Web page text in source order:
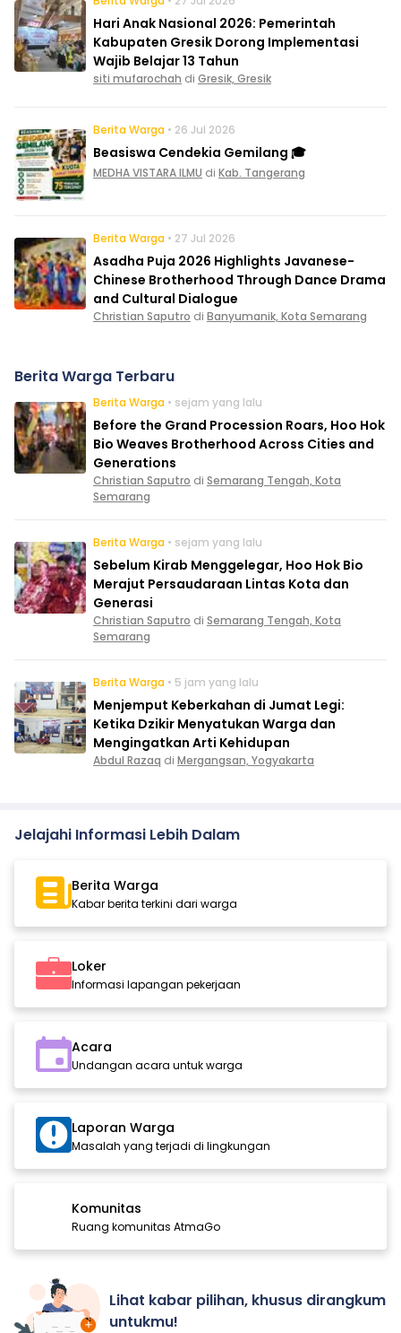
Hari Anak Nasional 2026: Pemerintah
Kabupaten Gresik Dorong Implementasi
Wajib Belajar 13 Tahun
siti mufarochah di Gresik, Gresik
Berita Warga • 26 Jul 2026
Beasiswa Cendekia Gemilang 🎓
MEDHA VISTARA ILMU di Kab. Tangerang
Berita Warga • 27 Jul 2026
Asadha Puja 2026 Highlights Javanese-
Chinese Brotherhood Through Dance Drama
and Cultural Dialogue
Christian Saputro di Banyumanik, Kota Semarang
Berita Warga Terbaru
Berita Warga • sejam yang lalu
Before the Grand Procession Roars, Hoo Hok
Bio Weaves Brotherhood Across Cities and
Generations
Christian Saputro di Semarang Tengah, Kota
Semarang
Berita Warga • sejam yang lalu
Sebelum Kirab Menggelegar, Hoo Hok Bio
Merajut Persaudaraan Lintas Kota dan
Generasi
Christian Saputro di Semarang Tengah, Kota
Semarang
Berita Warga • 5 jam yang lalu
Menjemput Keberkahan di Jumat Legi:
Ketika Dzikir Menyatukan Warga dan
Mengingatkan Arti Kehidupan
Abdul Razaq di Mergangsan, Yogyakarta
Jelajahi Informasi Lebih Dalam
Berita Warga
Kabar berita terkini dari warga
Loker
Informasi lapangan pekerjaan
Acara
Undangan acara untuk warga
Laporan Warga
Masalah yang terjadi di lingkungan
Komunitas
Ruang komunitas AtmaGo
Lihat kabar pilihan, khusus dirangkum
untukmu!